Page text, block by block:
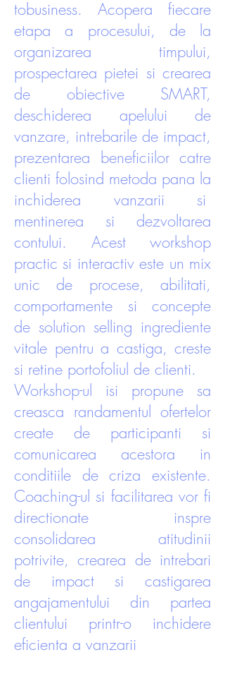
tobusiness. Acopera fiecare
etapa a procesului, de la
organizarea timpului,
prospectarea pietei si crearea
de obiective SMART,
deschiderea apelului de
vanzare, intrebarile de impact,
prezentarea beneficiilor catre
clienti folosind metoda pana la
inchiderea vanzarii si
mentinerea si dezvoltarea
contului. Acest workshop
practic si interactiv este un mix
unic de procese, abilitati,
comportamente si concepte
de solution selling ingrediente
vitale pentru a castiga, creste
si retine portofoliul de clienti.
Workshop-ul isi propune sa
creasca randamentul ofertelor
create de participanti si
comunicarea acestora in
conditiile de criza existente.
Coaching-ul si facilitarea vor fi
directionate inspre
consolidarea atitudinii
potrivite, crearea de intrebari
de impact si castigarea
angajamentului din partea
clientului printr-o inchidere
eficienta a vanzarii